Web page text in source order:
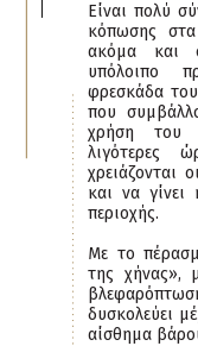
Είναι πολύ
κόπωσης
ακόμα και
υπόλοιπο
φρεσκάδα
που
χρήση του
λιγότερες
χρειάζονται
και να
περιοχής.
Με το
της χήνας»,
δυσκολεύει
αίσθημα